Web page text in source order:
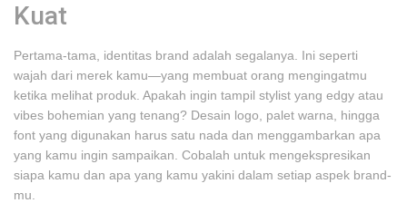
Kuat
Pertama-tama, identitas brand adalah segalanya. Ini seperti
wajah dari merek kamu—yang membuat orang mengingatmu
ketika melihat produk. Apakah ingin tampil stylist yang edgy atau
vibes bohemian yang tenang? Desain logo, palet warna, hingga
font yang digunakan harus satu nada dan menggambarkan apa
yang kamu ingin sampaikan. Cobalah untuk mengekspresikan
siapa kamu dan apa yang kamu yakini dalam setiap aspek brand-
mu.